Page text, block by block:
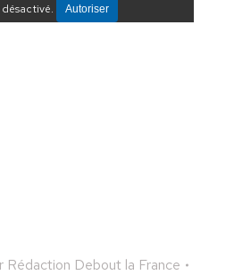
Autoriser
Rédaction Debout la France